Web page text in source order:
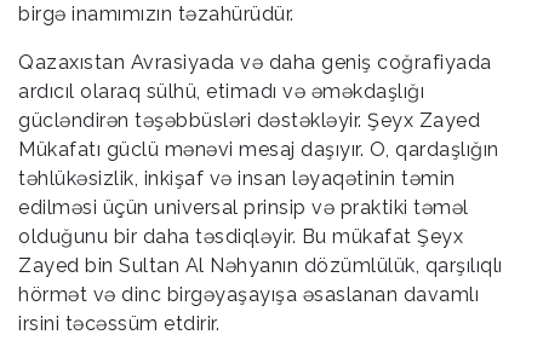
birgə inamımızın təzahürüdür.
Qazaxıstan Avrasiyada və daha geniş coğrafiyada
ardıcıl olaraq sülhü, etimadı və əməkdaşlığı
gücləndirən təşəbbüsləri dəstəkləyir. Şeyx Zayed
Mükafatı güclü mənəvi mesaj daşıyır. O, qardaşlığın
təhlükəsizlik, inkişaf və insan ləyaqətinin təmin
edilməsi üçün universal prinsip və praktiki təməl
olduğunu bir daha təsdiqləyir. Bu mükafat Şeyx
Zayed bin Sultan Al Nəhyanın dözümlülük, qarşılıqlı
hörmət və dinc birgəyaşayışa əsaslanan davamlı
irsini təcəssüm etdirir.